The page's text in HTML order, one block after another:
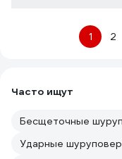
1 2
Часто ищут
Бесщеточные
Ударные